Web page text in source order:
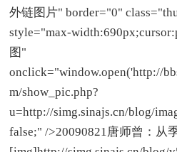
外链图片" border="0"
style="max-
图"
onclick="window.open('http://
m/show_pic.php?
u=http://simg.sinajs.cn/blog/
false;" />20090821唐师曾：从